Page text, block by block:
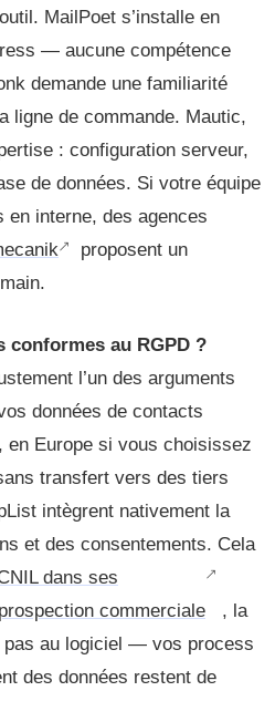
MailPoet s’installe en
— aucune compétence
demande une familiarité
ligne de commande. Mautic,
: configuration serveur,
de données. Si votre équipe
en interne, des agences
proposent un
au RGPD ?
l’un des arguments
données de contacts
en Europe si vous choisissez
transfert vers des tiers
intègrent nativement la
et des consentements. Cela
dans ses
commerciale
, la
pas au logiciel — vos process
des données restent de